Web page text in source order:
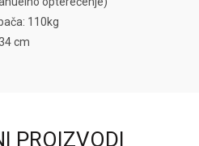
110kg
cm
PROIZVODI